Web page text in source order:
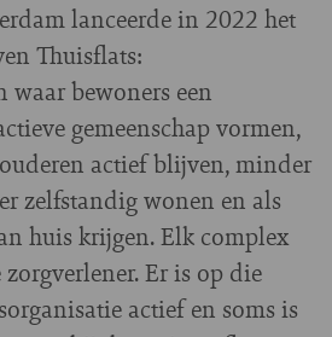
lanceerde in 2022 het
Thuisflats:
waar bewoners een
gemeenschap vormen,
actief blijven, minder
zelfstandig wonen en als
huis krijgen. Elk complex
Er is op die
actief en soms is